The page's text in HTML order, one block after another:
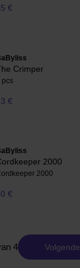
€
Crimper
pcs
€
2000
2000
€
4 Volgende